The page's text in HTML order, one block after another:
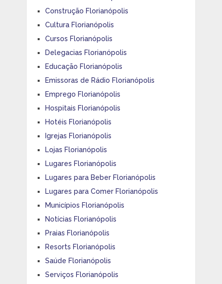
Construção Florianópolis
Cultura Florianópolis
Cursos Florianópolis
Delegacias Florianópolis
Educação Florianópolis
Emissoras de Rádio Florianópolis
Emprego Florianópolis
Hospitais Florianópolis
Hotéis Florianópolis
Igrejas Florianópolis
Lojas Florianópolis
Lugares Florianópolis
Lugares para Beber Florianópolis
Lugares para Comer Florianópolis
Municípios Florianópolis
Notícias Florianópolis
Praias Florianópolis
Resorts Florianópolis
Saúde Florianópolis
Serviços Florianópolis